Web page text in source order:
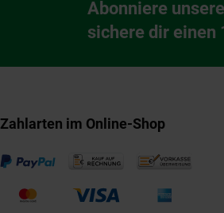
Newsletter
Abonniere
sichere dir einen
Zahlarten im Online-Shop